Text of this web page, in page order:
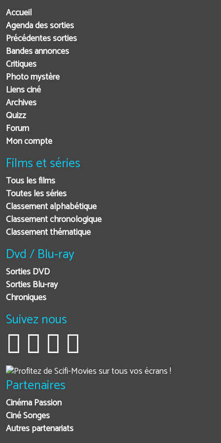
Accueil
Agenda des sorties
Précédentes sorties
Bandes annonces
Critiques
Photo mystère
Liens ciné
Archives
Quizz
Forum
Mon compte
Films et séries
Tous les films
Toutes les séries
Classement alphabétique
Classement chronologique
Classement thématique
Dvd / Blu-ray
Sorties DVD
Sorties Blu-ray
Chroniques
Suivez nous
Partenaires
Cinéma Passion
Ciné Songes
Autres partenariats